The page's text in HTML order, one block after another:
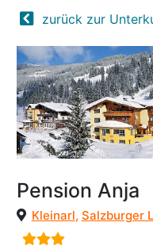
zurück zur
Pension Anja
Kleinarl, Salzburger